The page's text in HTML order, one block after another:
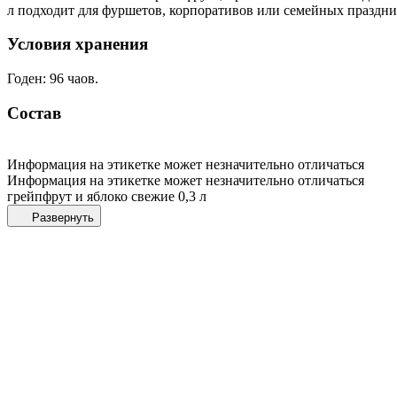
л подходит для фуршетов, корпоративов или семейных
Условия хранения
Годен: 96 чаов.
Состав
Информация на этикетке может незначительно отличаться
Информация на этикетке может незначительно отличаться
грейпфрут и яблоко свежие 0,3 л
Развернуть